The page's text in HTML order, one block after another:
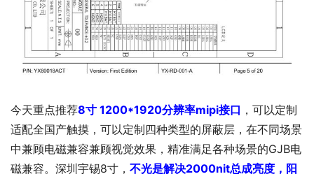
今天重点推荐8寸 1200*1920分辨率mipi接口 ，可以定制
适配全国产触摸，可以定制四种类型的屏蔽层，在不同场景
中兼顾电磁兼容兼顾视觉效果，精准满足各种场景的GJB电
磁兼容。深圳宇锡8寸， 不光是解决2000nit总成亮度，阳